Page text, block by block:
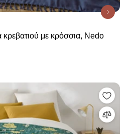
με κρόσσια, Nedo